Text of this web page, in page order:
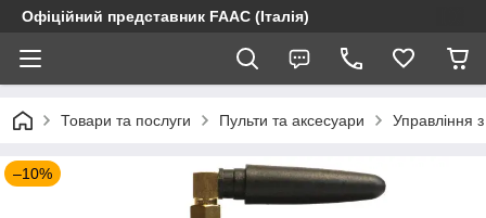
Офіційний представник FAAC (Італія)
Товари та послуги Пульти та аксесуари Управління
–10%